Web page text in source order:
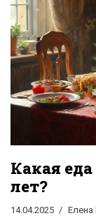
продуктов в
привычки в еде
годы.
Какая
лет?
14.04.2025 Елена